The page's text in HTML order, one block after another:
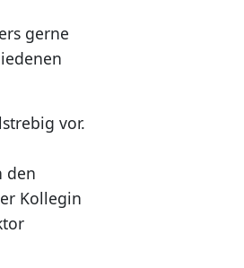
gerne
vor.
den
Kollegin